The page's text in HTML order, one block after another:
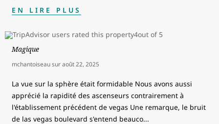
EN LIRE PLUS
Magique
mchantoiseausuraoût 22, 2025
La vue sur la sphère était formidable Nous avons aussi
apprécié la rapidité des ascenseurs contrairement à
l'établissement précédent de vegas Une remarque, le bruit
de las vegas boulevard s'entend beauco...